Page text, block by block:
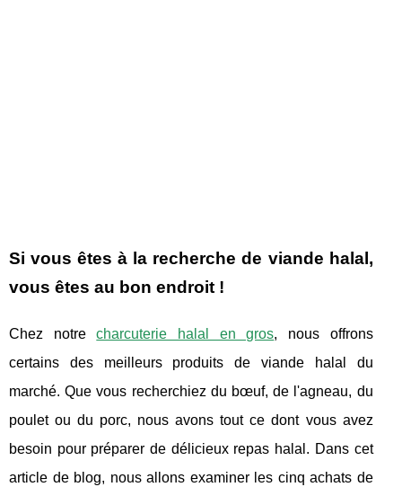
Si vous êtes à la recherche de viande halal,
vous êtes au bon endroit !
Chez notrecharcuterie halal en gros, nous offrons
certains des meilleurs produits de viande halal du
marché. Que vous recherchiez du bœuf, de l'agneau, du
poulet ou du porc, nous avons tout ce dont vous avez
besoin pour préparer de délicieux repas halal. Dans cet
article de blog, nous allons examiner les cinq achats de